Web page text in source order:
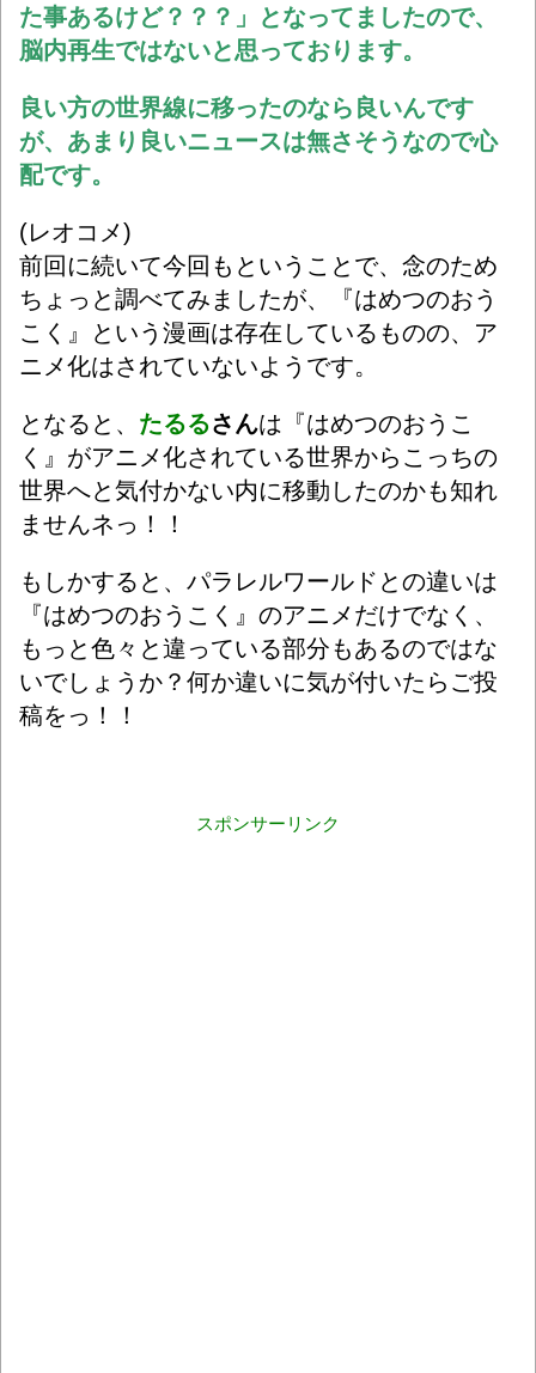
た事あるけど？？？」となってましたので、
脳内再生ではないと思っております。
良い方の世界線に移ったのなら良いんです
が、あまり良いニュースは無さそうなので心
配です。
(レオコメ)
前回に続いて今回もということで、念のため
ちょっと調べてみましたが、『はめつのおう
こく』という漫画は存在しているものの、ア
ニメ化はされていないようです。
となると、 たるるさんは『はめつのおうこ
く』がアニメ化されている世界からこっちの
世界へと気付かない内に移動したのかも知れ
ませんネっ！！
もしかすると、パラレルワールドとの違いは
『はめつのおうこく』のアニメだけでなく、
もっと色々と違っている部分もあるのではな
いでしょうか？何か違いに気が付いたらご投
稿をっ！！
スポンサーリンク